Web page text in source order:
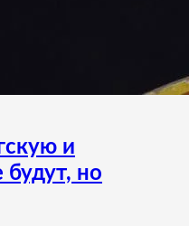
и
будут, но